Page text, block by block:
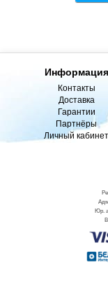
Информация
Контакты
Доставка
Гарантии
Партнёры
Личный кабинет
Юр.